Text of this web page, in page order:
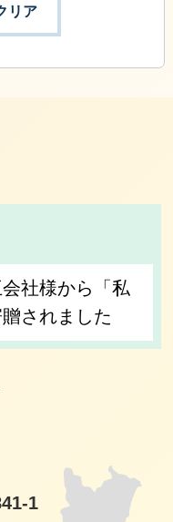
社様から「私
されました
1